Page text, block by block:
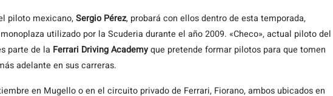
piloto mexicano,Sergio Pérez, probará con ellos dentro de esta temporada,
utilizado por la Scuderia durante el año 2009. «Checo», actual piloto del
parte de la Ferrari Driving Academyque pretende formar pilotos para que tomen
adelante en sus carreras.
en Mugello o en el circuito privado de Ferrari, Fiorano, ambos ubicados en